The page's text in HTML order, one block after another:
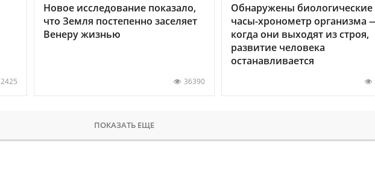
2425
Новое исследование показало,
что Земля постепенно заселяет
Венеру жизнью
36390
Обнаружены биологические
часы-хронометр организма
когда они выходят из строя,
развитие человека
останавливается
ПОКАЗАТЬ ЕЩЕ